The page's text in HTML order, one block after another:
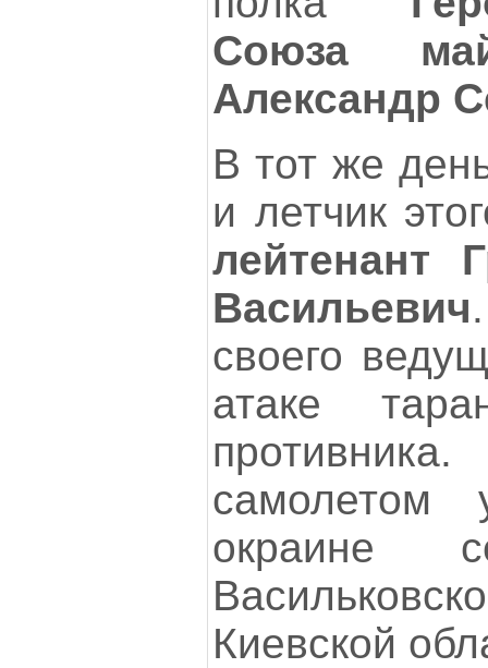
Союза
Александр
В тот же
и летчик
лейтенант
Васильевич
своего
атаке
окраине
Киевской